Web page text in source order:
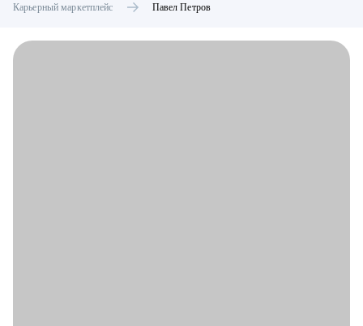
Карьерный маркетплейс Павел Петров